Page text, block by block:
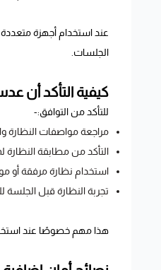
عند استخدام أجهزة
الجلسات.
كيفية التأكد أن
للتأكد من التوافق:-
مراجعة مواصفات النظارة
التأكد من مطابقة النظارة
استخدام نظارة مرفقة أو
تجربة النظارة قبل الجلسة
هذا مهم خصوصًا عند